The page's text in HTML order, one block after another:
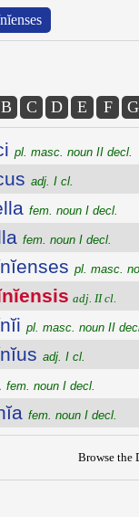
B C D E F G
pl. masc. noun II decl.
adj. I cl.
fem. noun I decl.
fem. noun I decl.
pl. masc.
adj. II cl.
pl. masc. noun II
adj. I cl.
fem. noun I decl.
fem. noun I decl.
Browse the